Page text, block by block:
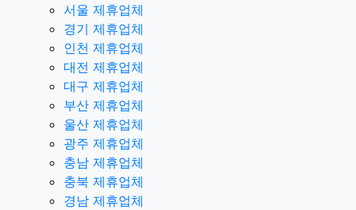
서울 제휴업체
경기 제휴업체
인천 제휴업체
대전 제휴업체
대구 제휴업체
부산 제휴업체
울산 제휴업체
광주 제휴업체
충남 제휴업체
충북 제휴업체
경남 제휴업체